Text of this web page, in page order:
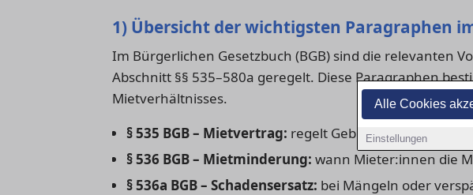
Alle Cookies
Einstellungen
1) Übersicht der wichtigsten Paragraphen
Im Bürgerlichen Gesetzbuch (BGB) sind die relevanten
Abschnitt §§ 535–580a geregelt. Diese Paragraphen
Mietverhältnisses.
§ 535 BGB – Mietvertrag: regelt
§ 536 BGB – Mietminderung: wann Mieter:innen die
§ 536a BGB – Schadensersatz: bei Mängeln oder